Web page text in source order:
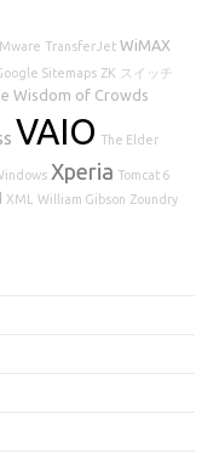
TransferJet WiMAX
Sitemaps ZK スイッチ
Wisdom of Crowds
VAIO The Elder
Xperia Tomcat 6
XML William Gibson Zoundry